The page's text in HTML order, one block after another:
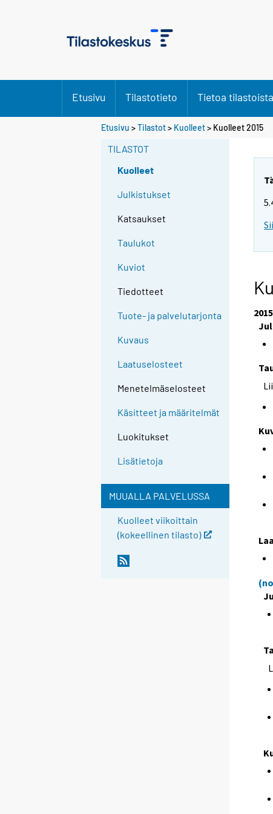
Etusivu Tilastotieto Tietoa tilastoista
Etusivu >Tilastot> Kuolleet> Kuolleet 2015
TILASTOT
Kuolleet
Julkistukset
Katsaukset
Taulukot
Kuviot
Tiedotteet
Tuote- ja palvelutarjonta
Kuvaus
Laatuselosteet
Menetelmäselosteet
Käsitteet ja määritelmät
Luokitukset
Lisätietoja
MUUALLA PALVELUSSA
Kuolleet viikoittain
(kokeellinen tilasto)
2015